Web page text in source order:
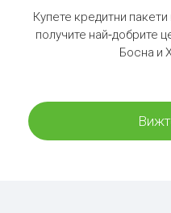
Купете кредитни
получите най-добрите
Босна и